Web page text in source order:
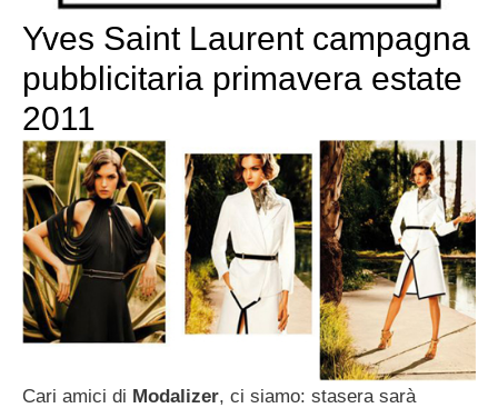
Yves Saint Laurent campagna
pubblicitaria primavera estate
2011
Cari amici di Modalizer, ci siamo: stasera sarà